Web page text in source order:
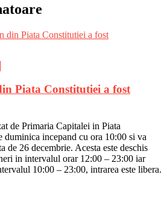
Piata Constitutiei a fost
de Primaria Capitalei in Piata
duminica incepand cu ora 10:00 si va
de 26 decembrie. Acesta este deschis
in intervalul orar 12:00 – 23:00 iar
10:00 – 23:00, intrarea este libera.